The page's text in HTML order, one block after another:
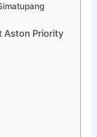
Aston Priority